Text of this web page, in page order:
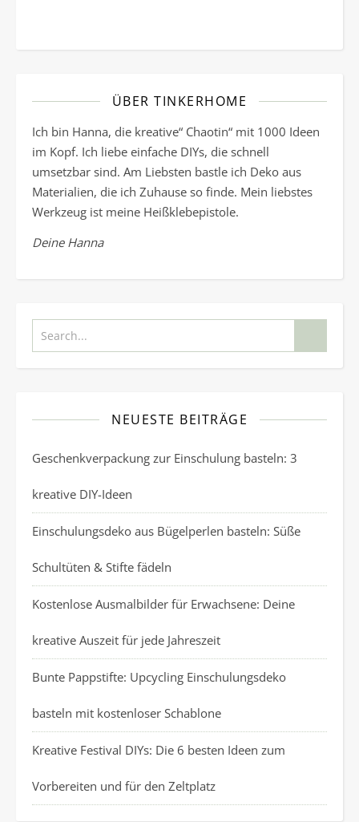
ÜBER TINKERHOME
Ich bin Hanna, die kreative“ Chaotin“ mit 1000 Ideen
im Kopf. Ich liebe einfache DIYs, die schnell
umsetzbar sind. Am Liebsten bastle ich Deko aus
Materialien, die ich Zuhause so finde. Mein liebstes
Werkzeug ist meine Heißklebepistole.
Deine Hanna
NEUESTE BEITRÄGE
Geschenkverpackung zur Einschulung basteln: 3
kreative DIY-Ideen
Einschulungsdeko aus Bügelperlen basteln: Süße
Schultüten & Stifte fädeln
Kostenlose Ausmalbilder für Erwachsene: Deine
kreative Auszeit für jede Jahreszeit
Bunte Pappstifte: Upcycling Einschulungsdeko
basteln mit kostenloser Schablone
Kreative Festival DIYs: Die 6 besten Ideen zum
Vorbereiten und für den Zeltplatz